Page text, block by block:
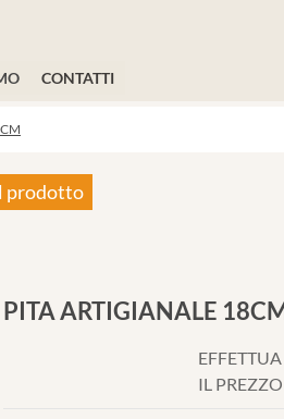
CONTATTI
prodotto
PITA ARTIGIANALE
IL PREZZO